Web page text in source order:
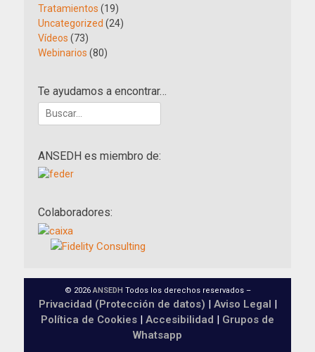
Tratamientos (19)
Uncategorized (24)
Vídeos (73)
Webinarios (80)
Te ayudamos a encontrar…
Buscar:
ANSEDH es miembro de:
Colaboradores:
© 2026ANSEDH Todos los derechos reservados –
Privacidad (Protección de datos) | Aviso Legal |
Política de Cookies | Accesibilidad | Grupos de
Whatsapp